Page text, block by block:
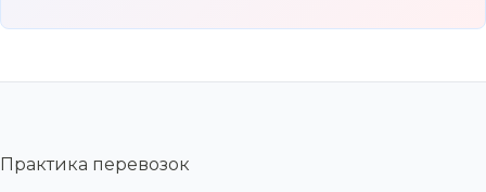
Практика перевозок